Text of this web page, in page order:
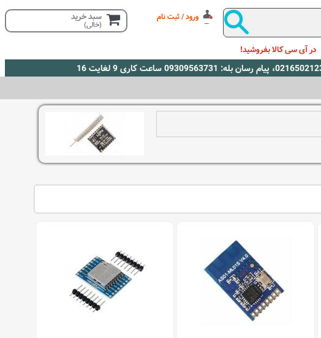
ورود / ثبت نام سبد خرید
(خالی)
در آی سی کالا بفروشید!